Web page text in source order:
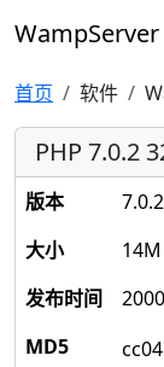
WampServer
首页 软件
PHP 7.0.2
版本 7.0.2
大小
14M
发布时间
MD5